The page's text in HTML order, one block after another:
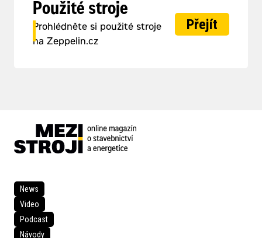
Použité stroje
Prohlédněte si použité stroje
na Zeppelin.cz
Přejít
News
Video
Podcast
Návody